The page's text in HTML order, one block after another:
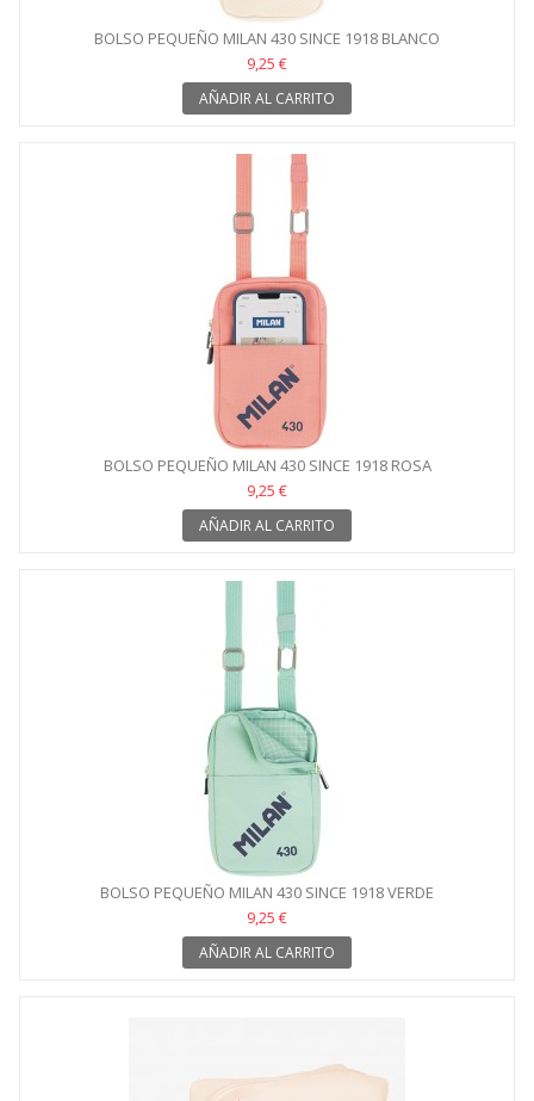
BOLSO PEQUEÑO MILAN 430 SINCE 1918 BLANCO
9,25 €
AÑADIR AL CARRITO
BOLSO PEQUEÑO MILAN 430 SINCE 1918 ROSA
9,25 €
AÑADIR AL CARRITO
BOLSO PEQUEÑO MILAN 430 SINCE 1918 VERDE
9,25 €
AÑADIR AL CARRITO